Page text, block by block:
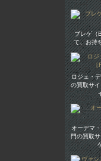
ブレゲ（
て、お持
ロジェ・
の買取サ
オーデマ
門の買取